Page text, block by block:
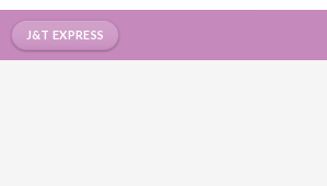
J&T EXPRESS